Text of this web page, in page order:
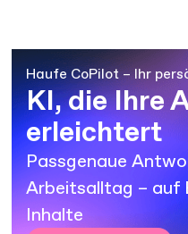
Haufe CoPilot – Ihr
KI, die Ihre
erleichtert
Passgenaue
Arbeitsalltag – auf
Inhalte